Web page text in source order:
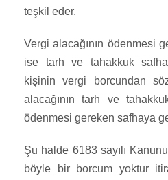
teşkil eder.
Vergi alacağının ödenmesi
ise tarh ve tahakkuk
kişinin vergi borcundan
alacağının tarh ve
ödenmesi gereken safhaya
Şu halde 6183 sayılı
böyle bir borcum yoktur